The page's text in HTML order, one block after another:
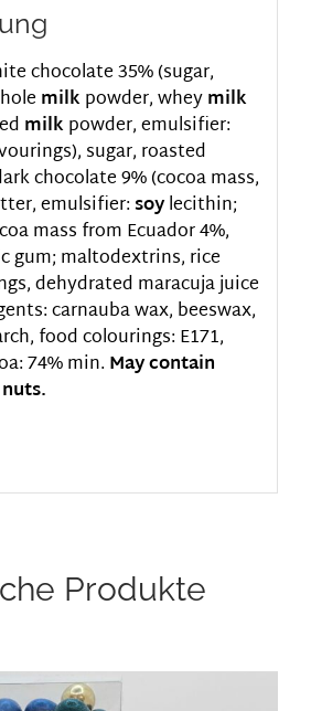
chocolate 35% (sugar,
milkpowder, wheymilk
milkpowder, emulsifier:
sugar, roasted
chocolate 9% (cocoa mass,
emulsifier:soylecithin;
mass from Ecuador 4%,
gum; maltodextrins, rice
dehydrated maracuja juice
carnauba wax, beeswax,
food colourings: E171,
74% min. May contain
Produkte